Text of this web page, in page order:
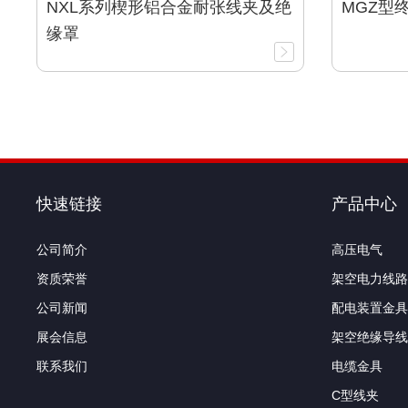
NXL系列楔形铝合金耐张线夹及绝
缘罩
MGZ型
快速链接
公司简介
资质荣誉
公司新闻
展会信息
联系我们
产品中心
高压电气
架空电力线
配电装置金具
架空绝缘导
电缆金具
C型线夹